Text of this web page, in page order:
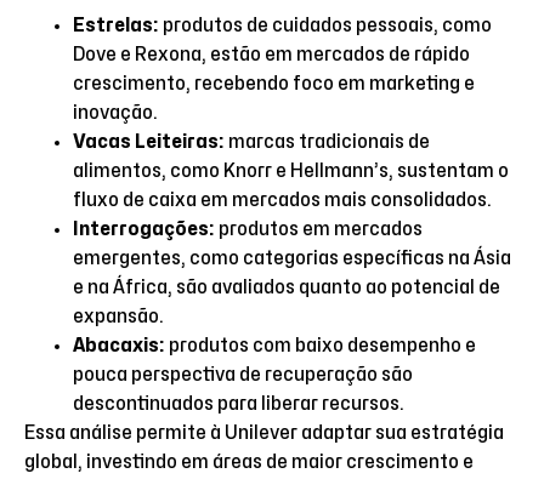
Estrelas: produtos de cuidados pessoais, como
Dove e Rexona, estão em mercados de rápido
crescimento, recebendo foco em marketing e
inovação.
Vacas Leiteiras: marcas tradicionais de
alimentos, como Knorr e Hellmann’s, sustentam o
fluxo de caixa em mercados mais consolidados.
Interrogações: produtos em mercados
emergentes, como categorias específicas na Ásia
e na África, são avaliados quanto ao potencial de
expansão.
Abacaxis: produtos com baixo desempenho e
pouca perspectiva de recuperação são
descontinuados para liberar recursos.
Essa análise permite à Unilever adaptar sua estratégia
global, investindo em áreas de maior crescimento e